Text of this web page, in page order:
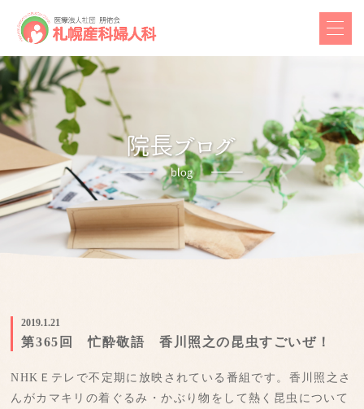
2019.1.21
第365回 忙酔敬語 香川照之の昆虫すごいぜ！
NHKＥテレで不定期に放映されている番組です。香川照之さ
んがカマキリの着ぐるみ・かぶり物をして熱く昆虫について